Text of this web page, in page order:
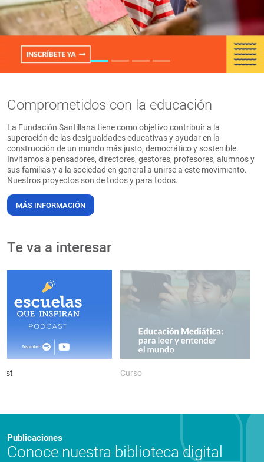
PT
Comprometidos con la educación
La Fundación Santillana tiene como objetivo contribuir a la
superación de las desigualdades educativas y ayudar en la
construcción de un mundo más justo, democrático y sostenible.
Invitamos a pensadores, directores, gestores, profesores, alumnos y
sus familias y a la sociedad en general a unirse a este movimiento.
Nuestros proyectos son de todos y para todos.
MÁS INFORMACIÓN
Te va a interesar
Curso
Publicaciones
Conoce nuestra biblioteca digital